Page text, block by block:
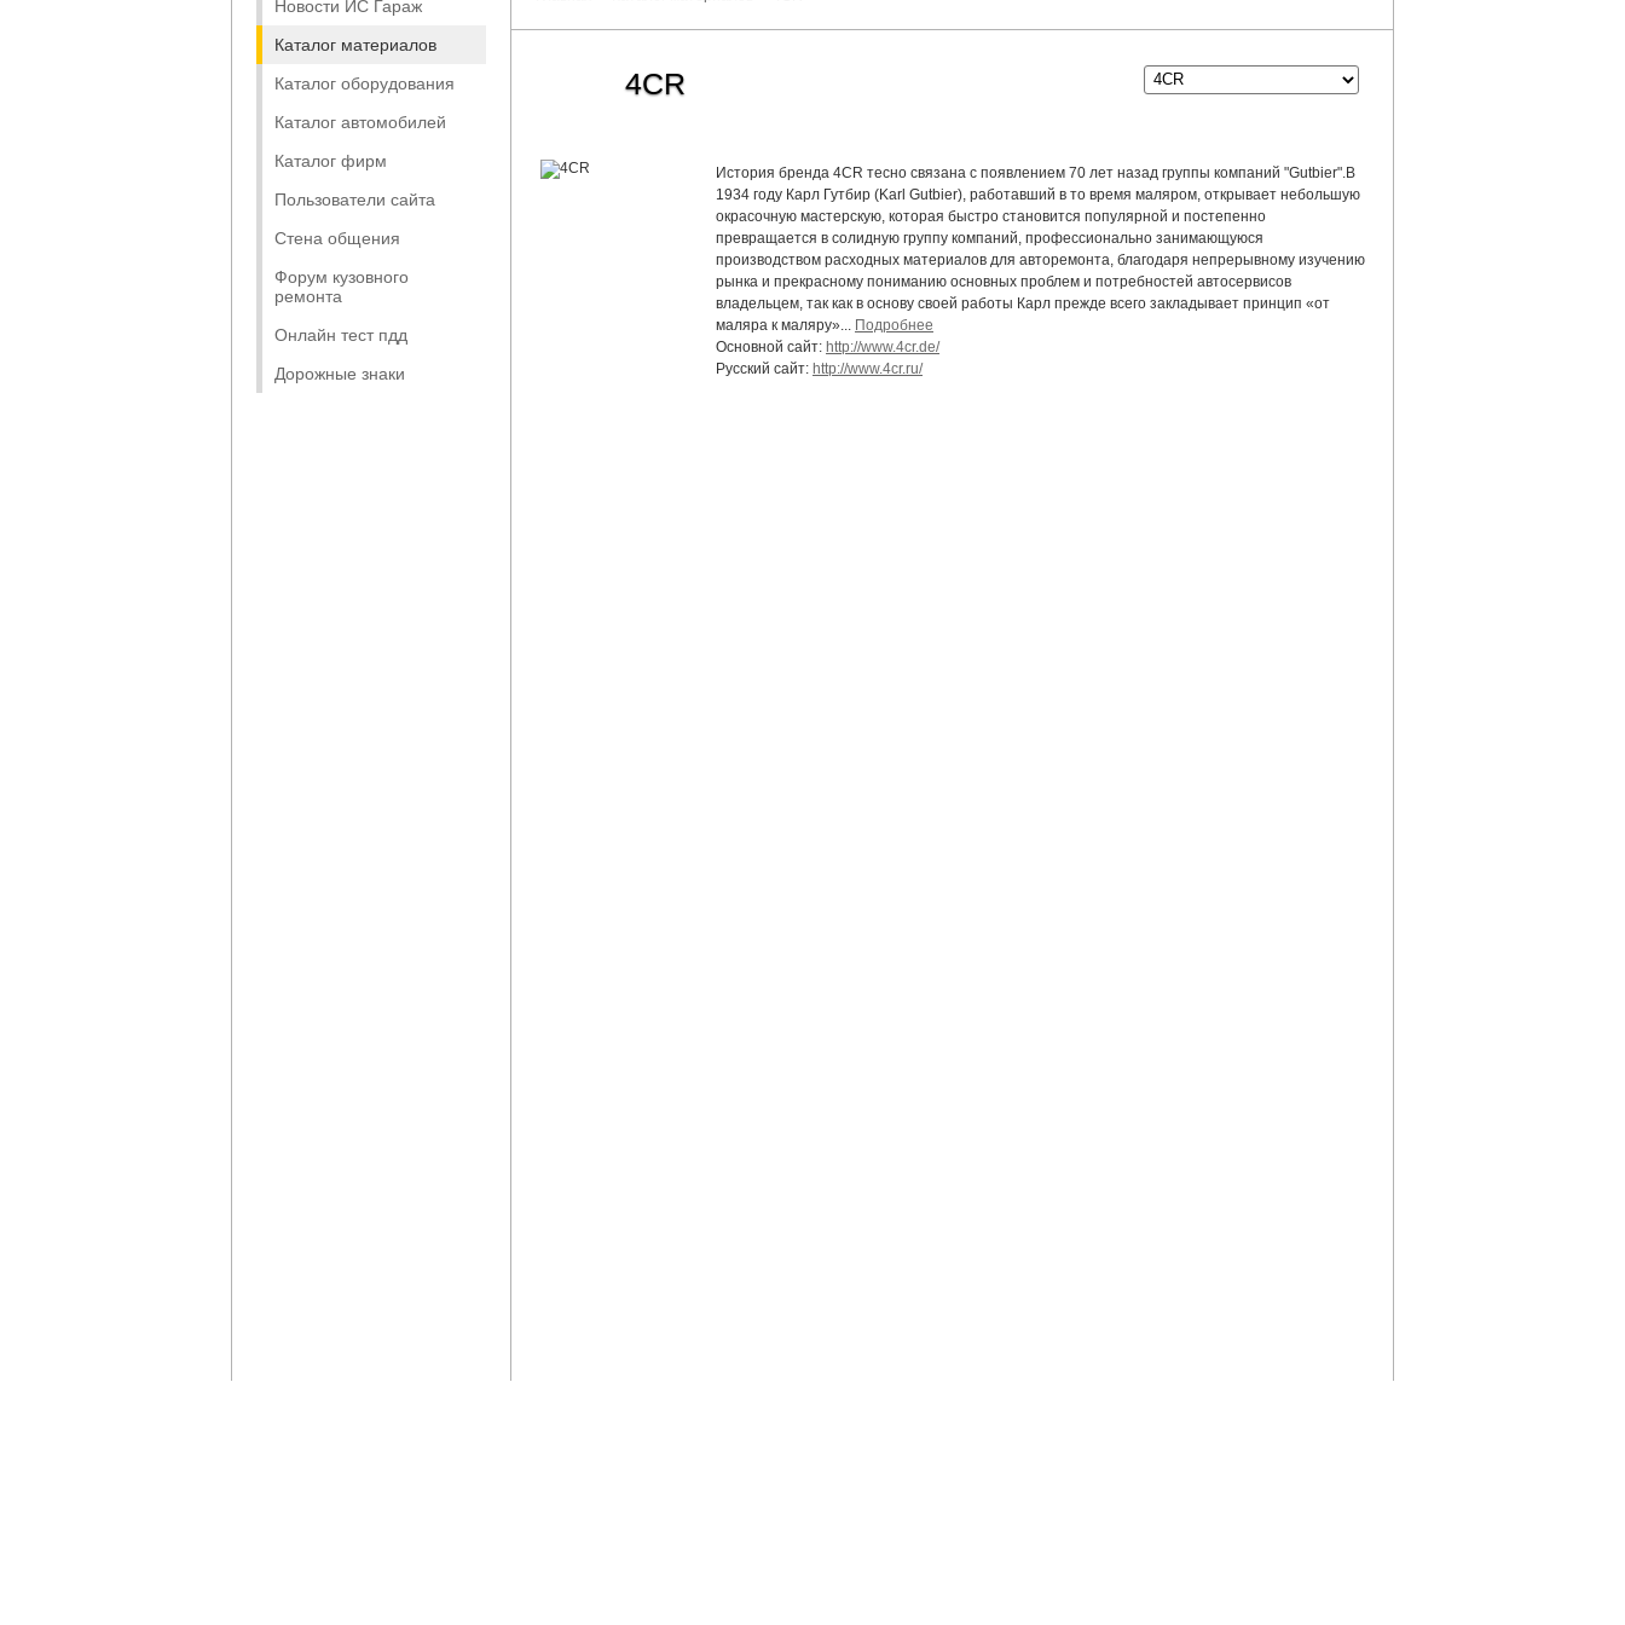
Новости ИС Гараж
Каталог материалов
Каталог оборудования
Каталог автомобилей
Каталог фирм
Пользователи сайта
Стена общения
Форум кузовного
ремонта
Онлайн тест пдд
Дорожные знаки
4CR
История бренда 4CR тесно связана с появлением 70 лет назад группы компаний "Gutbier".В
1934 году Карл Гутбир (Karl Gutbier), работавший в то время маляром, открывает небольшую
окрасочную мастерскую, которая быстро становится популярной и постепенно
превращается в солидную группу компаний, профессионально занимающуюся
производством расходных материалов для авторемонта, благодаря непрерывному изучению
рынка и прекрасному пониманию основных проблем и потребностей автосервисов
владельцем, так как в основу своей работы Карл прежде всего закладывает принцип «от
маляра к маляру»... Подробнее
Основной сайт: http://www.4cr.de/
Русский сайт: http://www.4cr.ru/